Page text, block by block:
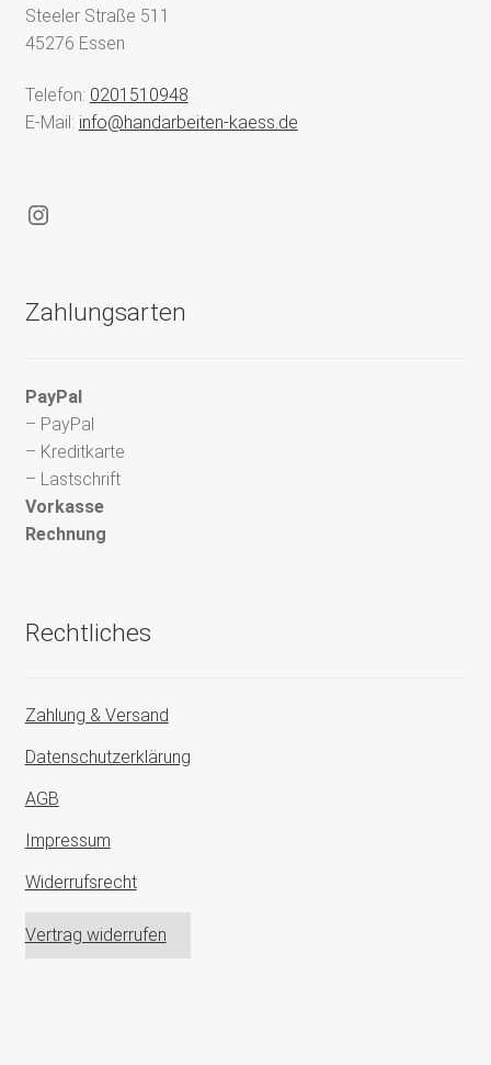
Steeler Straße 511
45276 Essen
Telefon: 0201510948
E-Mail: info@handarbeiten-kaess.de
Instagram
Zahlungsarten
PayPal
– PayPal
– Kreditkarte
– Lastschrift
Vorkasse
Rechnung
Rechtliches
Zahlung & Versand
Datenschutzerklärung
AGB
Impressum
Widerrufsrecht
Vertrag widerrufen